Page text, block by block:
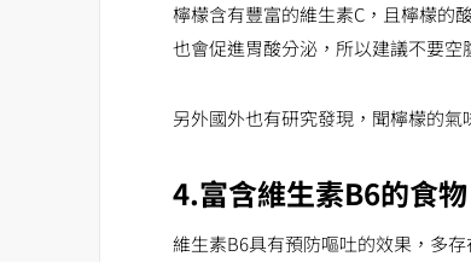
檸檬含有豐富的維生素C，且檸檬的
也會促進胃酸分泌，所以建議不要
另外國外也有研究發現，聞檸檬的
4.富含維生素B6的食物
維生素B6具有預防嘔吐的效果，多